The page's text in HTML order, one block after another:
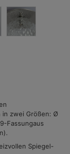
in zwei Größen: Ø
Fassungaus
Spiegel-